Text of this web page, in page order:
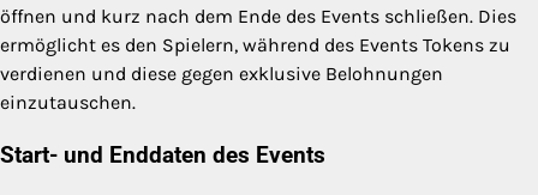
öffnen und kurz nach dem Ende des Events schließen. Dies
ermöglicht es den Spielern, während des Events Tokens zu
verdienen und diese gegen exklusive Belohnungen
einzutauschen.
Start- und Enddaten des Events